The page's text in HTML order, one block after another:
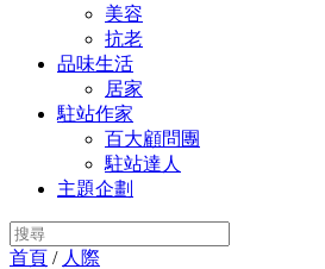
美容
抗老
品味生活
居家
駐站作家
百大顧問團
駐站達人
主題企劃
首頁 / 人際